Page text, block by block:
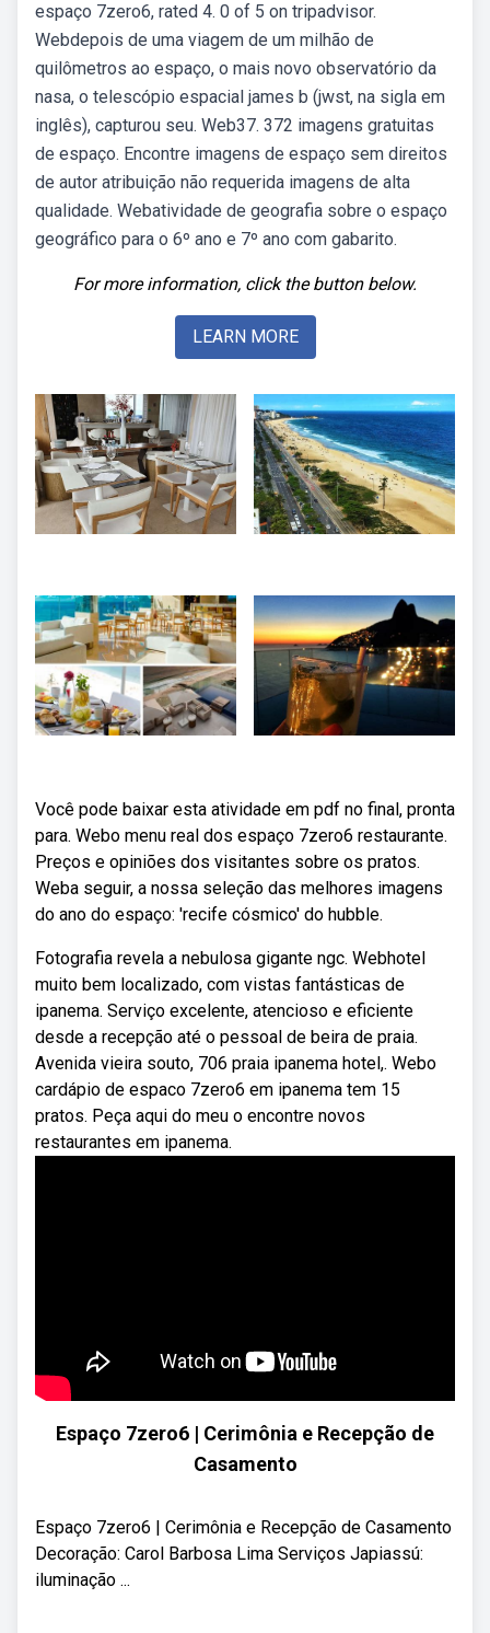
espaço 7zero6, rated 4. 0 of 5 on tripadvisor.
Webdepois de uma viagem de um milhão de
quilômetros ao espaço, o mais novo observatório da
nasa, o telescópio espacial james b (jwst, na sigla em
inglês), capturou seu. Web37. 372 imagens gratuitas
de espaço. Encontre imagens de espaço sem direitos
de autor atribuição não requerida imagens de alta
qualidade. Webatividade de geografia sobre o espaço
geográfico para o 6º ano e 7º ano com gabarito.
For more information, click the button below.
LEARN MORE
Você pode baixar esta atividade em pdf no final, pronta
para. Webo menu real dos espaço 7zero6 restaurante.
Preços e opiniões dos visitantes sobre os pratos.
Weba seguir, a nossa seleção das melhores imagens
do ano do espaço: 'recife cósmico' do hubble.
Fotografia revela a nebulosa gigante ngc. Webhotel
muito bem localizado, com vistas fantásticas de
ipanema. Serviço excelente, atencioso e eficiente
desde a recepção até o pessoal de beira de praia.
Avenida vieira souto, 706 praia ipanema hotel,. Webo
cardápio de espaco 7zero6 em ipanema tem 15
pratos. Peça aqui do meu o encontre novos
restaurantes em ipanema.
Espaço 7zero6 | Cerimônia e Recepção de
Casamento
Espaço 7zero6 | Cerimônia e Recepção de Casamento
Decoração: Carol Barbosa Lima Serviços Japiassú:
iluminação ...